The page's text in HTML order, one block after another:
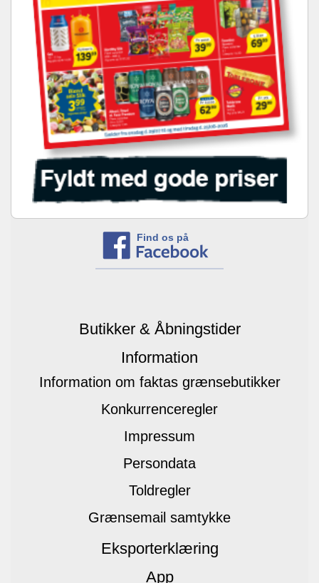
Find os på
Butikker & Åbningstider
Information
Information om faktas grænsebutikker
Konkurrenceregler
Impressum
Persondata
Toldregler
Grænsemail samtykke
Eksporterklæring
App